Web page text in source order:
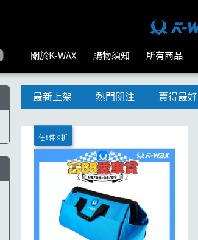
關於K-WAX 購物須知 所有商品
最新上架 熱門關注 賣得最好
任1件 9折